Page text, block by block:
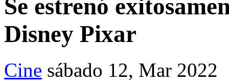
Se estrenó
Disney Pixar
Cine sábado 12, Mar 2022